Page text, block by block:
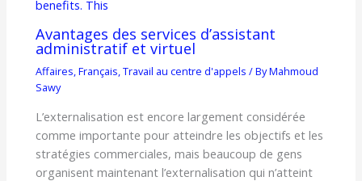
Avantages des services d’assistant
administratif et virtuel
Affaires,Français,Travail au centre d'appels / ByMahmoud
Sawy
L’externalisation est encore largement considérée
comme importante pour atteindre les objectifs et les
stratégies commerciales, mais beaucoup de gens
organisent maintenant l’externalisation qui n’atteint